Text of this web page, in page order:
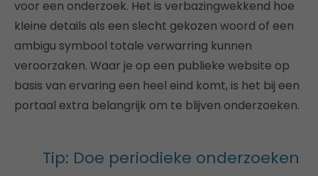
voor een onderzoek. Het is verbazingwekkend hoe
kleine details als een slecht gekozen woord of een
ambigu symbool totale verwarring kunnen
veroorzaken. Waar je op een publieke website op
basis van ervaring een heel eind komt, is het bij een
portaal extra belangrijk om te blijven onderzoeken.
Tip: Doe periodieke onderzoeken